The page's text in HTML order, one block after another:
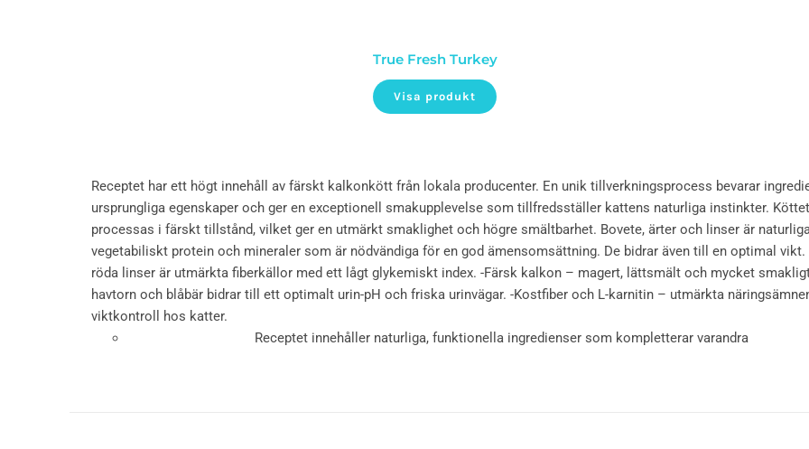
True Fresh Turkey
Visa produkt
Receptet har ett högt innehåll av färskt kalkonkött från lokala producenter. En unik tillverkningsprocess bevarar
ursprungliga egenskaper och ger en exceptionell smakupplevelse som tillfredsställer kattens naturliga instinkter. Köttet
processas i färskt tillstånd, vilket ger en utmärkt smaklighet och högre smältbarhet. Bovete, ärter och linser är
vegetabiliskt protein och mineraler som är nödvändiga för en god ämensomsättning. De bidrar även till en optimal
röda linser är utmärkta fiberkällor med ett lågt glykemiskt index. -Färsk kalkon – magert, lättsmält och mycket
havtorn och blåbär bidrar till ett optimalt urin-pH och friska urinvägar. -Kostfiber och L-karnitin – utmärkta
viktkontroll hos katter.
Receptet innehåller naturliga, funktionella ingredienser som kompletterar varandra